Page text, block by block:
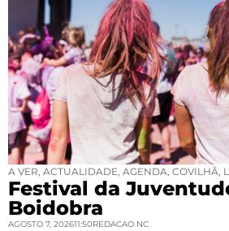
A VER, ACTUALIDADE, AGENDA, COVILHÃ,
Festival da
Boidobra
AGOSTO 7, 202611:50REDACAO NC